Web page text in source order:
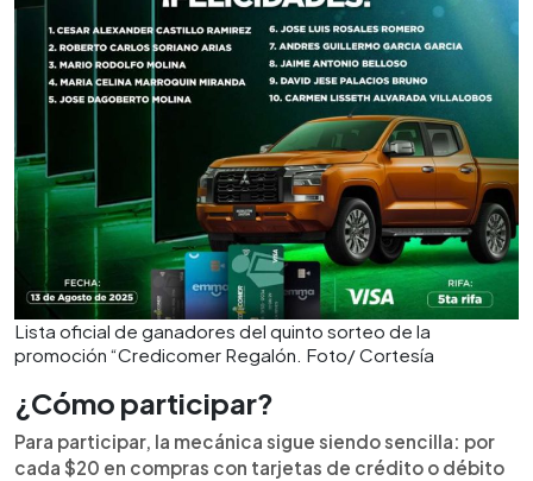
Lista oficial de ganadores del quinto sorteo de la
promoción “Credicomer Regalón. Foto/ Cortesía
¿Cómo participar?
Para participar, la mecánica sigue siendo sencilla: por
cada $20 en compras con tarjetas de crédito o débito